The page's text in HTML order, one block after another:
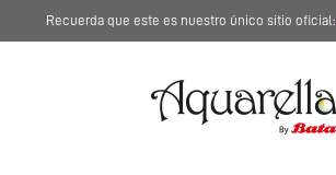
Recuerda que este es nuestro único sitio oficial: